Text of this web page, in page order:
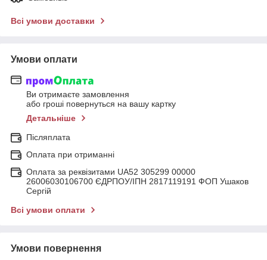
Всі умови доставки
Умови оплати
Ви отримаєте замовлення
або гроші повернуться на вашу картку
Детальніше
Післяплата
Оплата при отриманні
Оплата за реквізитами UA52 305299 00000
26006030106700 ЄДРПОУ/ІПН 2817119191 ФОП Ушаков
Сергій
Всі умови оплати
Умови повернення